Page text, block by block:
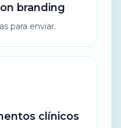
branding
para enviar.
clínicos